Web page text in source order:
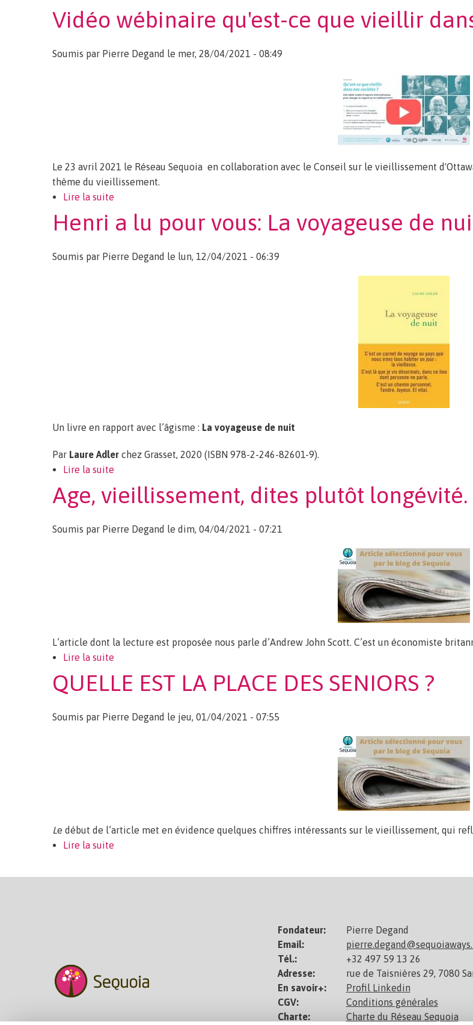
Vidéo wébinaire qu'est-ce que vieillir
Soumis par Pierre Degand le mer, 28/04/2021 - 08:49
Le 23 avril 2021 le Réseau Sequoia en collaboration avec le Conseil sur le vieillissement
thème du vieillissement.
Lire la suite
Henri a lu pour vous: La voyageuse de
Soumis par Pierre Degand le lun, 12/04/2021 - 06:39
Un livre en rapport avec l’âgisme : La voyageuse de nuit
Par Laure Adler chez Grasset, 2020 (ISBN 978-2-246-82601-9).
Lire la suite
Age, vieillissement, dites plutôt longévité.
Soumis par Pierre Degand le dim, 04/04/2021 - 07:21
L’article dont la lecture est proposée nous parle d’Andrew John Scott. C’est un économiste
Lire la suite
QUELLE EST LA PLACE DES SENIORS ?
Soumis par Pierre Degand le jeu, 01/04/2021 - 07:55
Le début de l’article met en évidence quelques chiffres intéressants sur le vieillissement, qui
Lire la suite
Fondateur:
Pierre Degand
Email:
Tél.:
+32 497 59 13 26
Adresse:
rue de Taisnières 29, 7080
En savoir+:
Profil Linkedin
CGV:
Conditions générales
Charte:
Charte du Réseau Sequoia